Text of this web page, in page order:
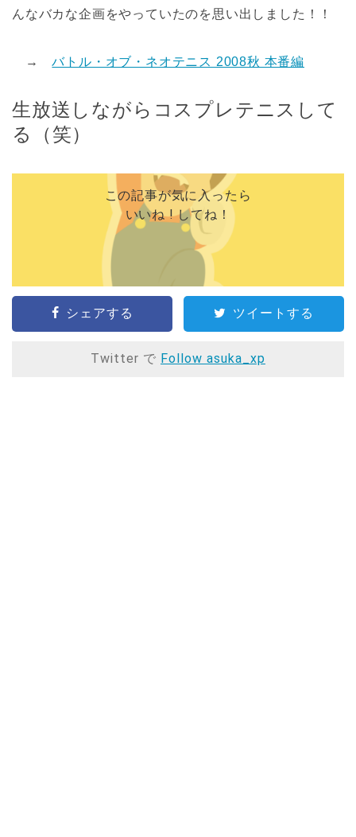
んなバカな企画をやっていたのを思い出しました！！
→バトル・オブ・ネオテニス 2008秋 本番編
生放送しながらコスプレテニスして
る（笑）
この記事が気に入ったら
いいね ! してね！
シェアする ツイートする
Twitter で Follow asuka_xp